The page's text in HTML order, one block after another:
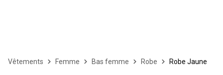
Vêtements Femme Bas femme Robe Robe Jaune